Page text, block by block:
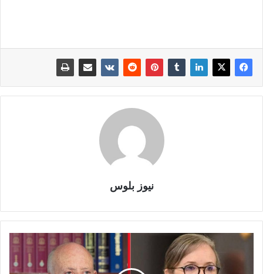
نيوز بلوس